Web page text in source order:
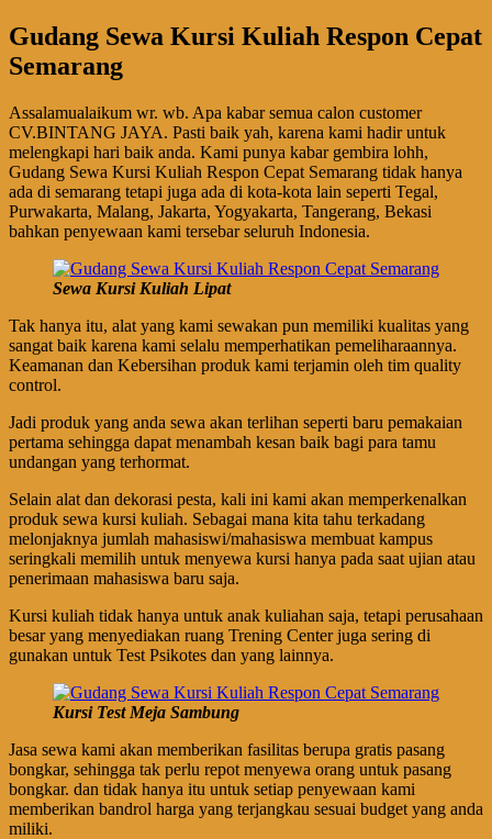
Gudang Sewa Kursi Kuliah Respon Cepat
Semarang
Assalamualaikum wr. wb. Apa kabar semua calon customer
CV.BINTANG JAYA. Pasti baik yah, karena kami hadir untuk
melengkapi hari baik anda. Kami punya kabar gembira lohh,
Gudang Sewa Kursi Kuliah Respon Cepat Semarang tidak hanya
ada di semarang tetapi juga ada di kota-kota lain seperti Tegal,
Purwakarta, Malang, Jakarta, Yogyakarta, Tangerang, Bekasi
bahkan penyewaan kami tersebar seluruh Indonesia.
Sewa Kursi Kuliah Lipat
Tak hanya itu, alat yang kami sewakan pun memiliki kualitas yang
sangat baik karena kami selalu memperhatikan pemeliharaannya.
Keamanan dan Kebersihan produk kami terjamin oleh tim quality
control.
Jadi produk yang anda sewa akan terlihan seperti baru pemakaian
pertama sehingga dapat menambah kesan baik bagi para tamu
undangan yang terhormat.
Selain alat dan dekorasi pesta, kali ini kami akan memperkenalkan
produk sewa kursi kuliah. Sebagai mana kita tahu terkadang
melonjaknya jumlah mahasiswi/mahasiswa membuat kampus
seringkali memilih untuk menyewa kursi hanya pada saat ujian atau
penerimaan mahasiswa baru saja.
Kursi kuliah tidak hanya untuk anak kuliahan saja, tetapi perusahaan
besar yang menyediakan ruang Trening Center juga sering di
gunakan untuk Test Psikotes dan yang lainnya.
Kursi Test Meja Sambung
Jasa sewa kami akan memberikan fasilitas berupa gratis pasang
bongkar, sehingga tak perlu repot menyewa orang untuk pasang
bongkar. dan tidak hanya itu untuk setiap penyewaan kami
memberikan bandrol harga yang terjangkau sesuai budget yang anda
miliki.